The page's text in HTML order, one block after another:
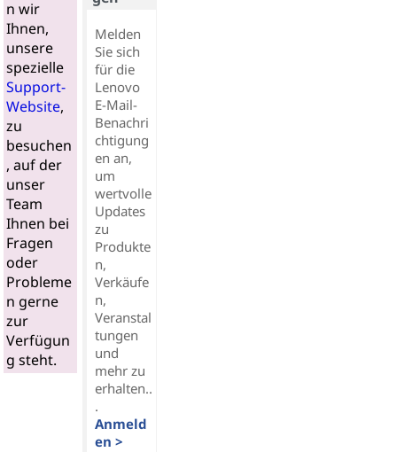
n wir
Ihnen,
unsere
spezielle
Support-
Website,
zu
besuchen
, auf der
unser
Team
Ihnen bei
Fragen
oder
Probleme
n gerne
zur
Verfügun
g steht.
Melden
Sie sich
für die
Lenovo
E-Mail-
Benachri
chtigung
en an,
um
wertvolle
Updates
zu
Produkte
n,
Verkäufe
n,
Veranstal
tungen
und
mehr zu
erhalten..
.
Anmeld
en >